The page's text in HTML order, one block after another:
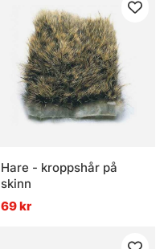
Hare - kroppshår på
skinn
69 kr